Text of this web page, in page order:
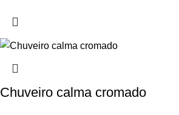
Chuveiro calma cromado